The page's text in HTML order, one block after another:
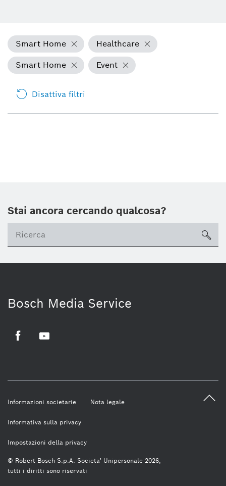
Smart Home
Healthcare
Smart Home
Event
Disattiva filtri
Stai ancora cercando qualcosa?
Bosch Media Service
© Robert Bosch S.p.A. Societa' Unipersonale 2026,
tutti i diritti sono riservati
Informazioni societarie Nota legale
Informativa sulla privacy
Impostazioni della privacy